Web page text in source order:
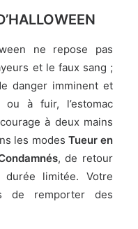
ne repose pas
et le faux sang ;
danger imminent et
à fuir, l’estomac
à deux mains
les modes Tueur en
, de retour
limitée. Votre
de remporter des